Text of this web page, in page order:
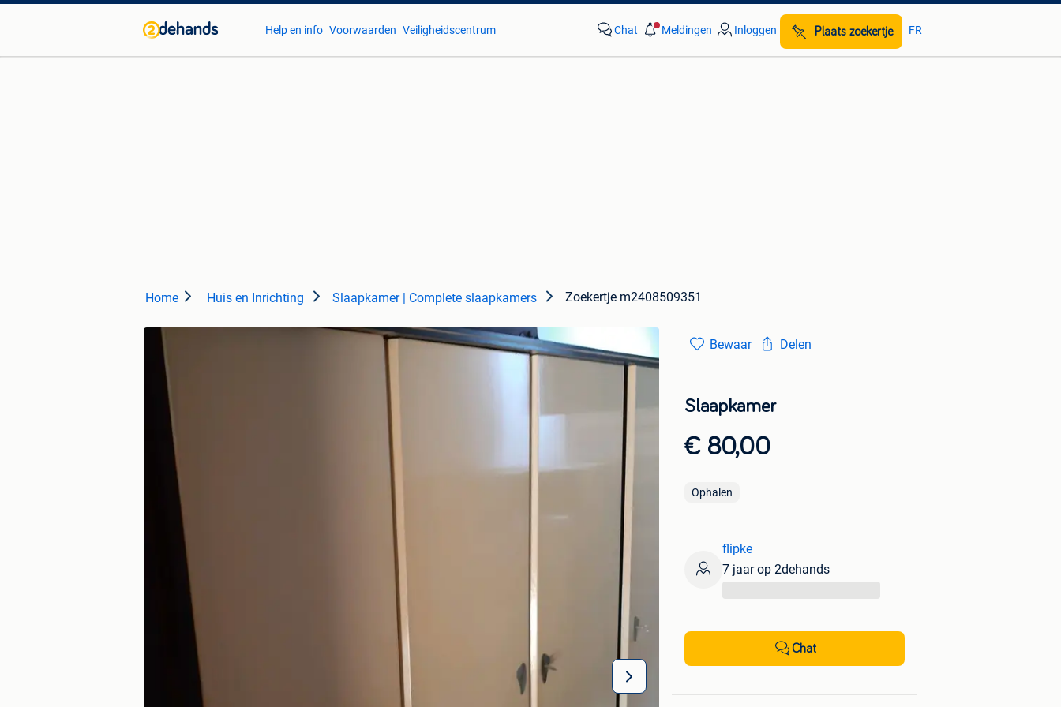
Help en info Voorwaarden Veiligheidscentrum Chat Meldingen Inloggen Plaats zoekertje FR
Home Huis en Inrichting Slaapkamer | Complete slaapkamers Zoekertje m2408509351
Bewaar Delen
Slaapkamer
€ 80,00
Ophalen
flipke
7 jaar op 2dehands
Chat